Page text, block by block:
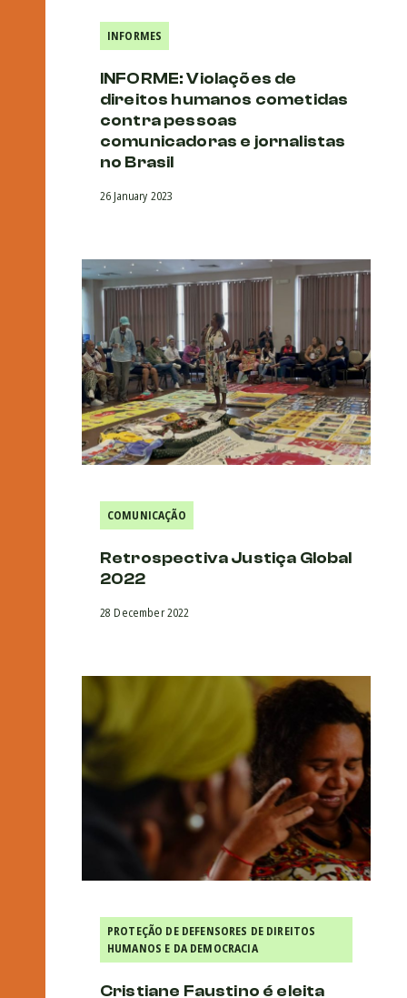
INFORMES
INFORME: Violações de
direitos humanos cometidas
contra pessoas
comunicadoras e jornalistas
no Brasil
26 January 2023
COMUNICAÇÃO
Retrospectiva Justiça Global
2022
28 December 2022
PROTEÇÃO DE DEFENSORES DE DIREITOS
HUMANOS E DA DEMOCRACIA
Cristiane Faustino é eleita